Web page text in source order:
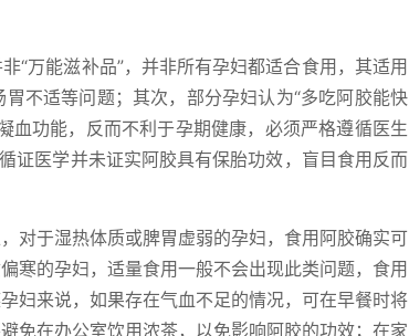
“万能滋补品”，并非所有孕妇都适合食用，其适用
不适等问题；其次，部分孕妇认为“多吃阿胶能快
血功能，反而不利于孕期健康，必须严格遵循医生
证医学并未证实阿胶具有保胎功效，盲目食用反而
对于湿热体质或脾胃虚弱的孕妇，食用阿胶确实可
寒的孕妇，适量食用一般不会出现此类问题，食用
妇来说，如果存在气血不足的情况，可在早餐时将
免在办公室饮用浓茶，以免影响阿胶的功效；在家